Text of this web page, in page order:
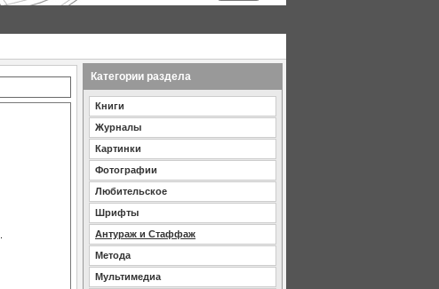
Категории раздела
Книги
Журналы
Картинки
Фотографии
Любительское
Шрифты
Антураж и Стаффаж
Метода
Мультимедиа